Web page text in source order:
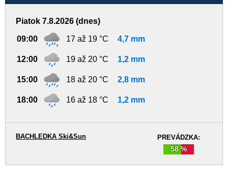
Piatok 7.8.2026 (dnes)
09:00 17 až 19 °C 4,7 mm
12:00 19 až 20 °C 1,2 mm
15:00 18 až 20 °C 2,8 mm
18:00 16 až 18 °C 1,2 mm
PREVÁDZKA:
58 %
BACHLEDKA Ski&Sun